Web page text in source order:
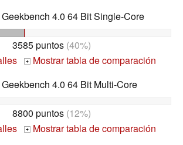
4.0 64 Bit Single-Core
3585 puntos (40%)
+
Mostrar tabla de comparación
4.0 64 Bit Multi-Core
8800 puntos (12%)
+
Mostrar tabla de comparación